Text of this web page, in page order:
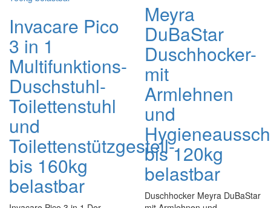
Invacare Pico
3 in 1
Multifunktions-
Duschstuhl-
Toilettenstuhl
und
Toilettenstützgestell-
bis 160kg
belastbar
Meyra
DuBaStar
Duschhocker-
mit
Armlehnen
und
bis 120kg
belastbar
Duschhocker Meyra DuBaStar